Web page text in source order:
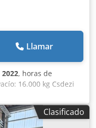
Llamar
2022, horas de
16.000 kg Csdezi
622 x 230 x 299 cm
Rodillo de
marca Bomag ,
Clasificado